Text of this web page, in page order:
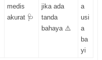
medis
akurat 🩺
jika ada
tanda
bahaya ⚠️
a
usi
a
ba
yi